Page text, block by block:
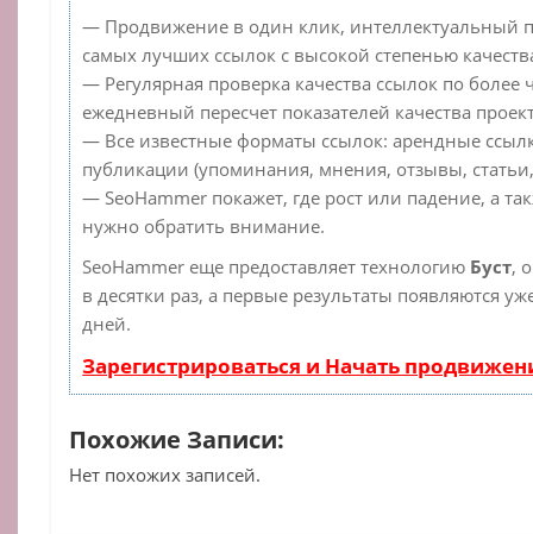
— Продвижение в один клик, интеллектуальный
самых лучших ссылок с высокой степенью
— Регулярная проверка качества ссылок по более
ежедневный пересчет показателей качества
— Все известные форматы ссылок: арендные
публикации (упоминания, мнения, отзывы,
— SeoHammer покажет, где рост или падение, а
нужно обратить внимание.
SeoHammer еще предоставляет технологию Буст,
в десятки раз, а первые результаты появляются
дней.
Зарегистрироваться и Начать
Похожие Записи:
Нет похожих записей.